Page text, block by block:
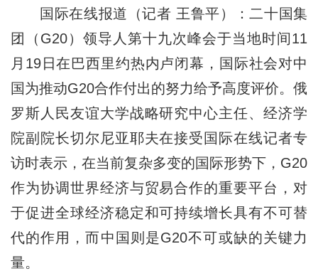
国际在线报道（记者 王鲁平）：二十国集
团（G20）领导人第十九次峰会于当地时间11
月19日在巴西里约热内卢闭幕，国际社会对中
国为推动G20合作付出的努力给予高度评价。俄
罗斯人民友谊大学战略研究中心主任、经济学
院副院长切尔尼亚耶夫在接受国际在线记者专
访时表示，在当前复杂多变的国际形势下，G20
作为协调世界经济与贸易合作的重要平台，对
于促进全球经济稳定和可持续增长具有不可替
代的作用，而中国则是G20不可或缺的关键力
量。